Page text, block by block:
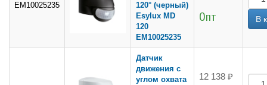
EM10025235
120° (черный)
Esylux MD
120
EM10025235
Опт
Датчик
движения с
углом охвата
12 138 ₽